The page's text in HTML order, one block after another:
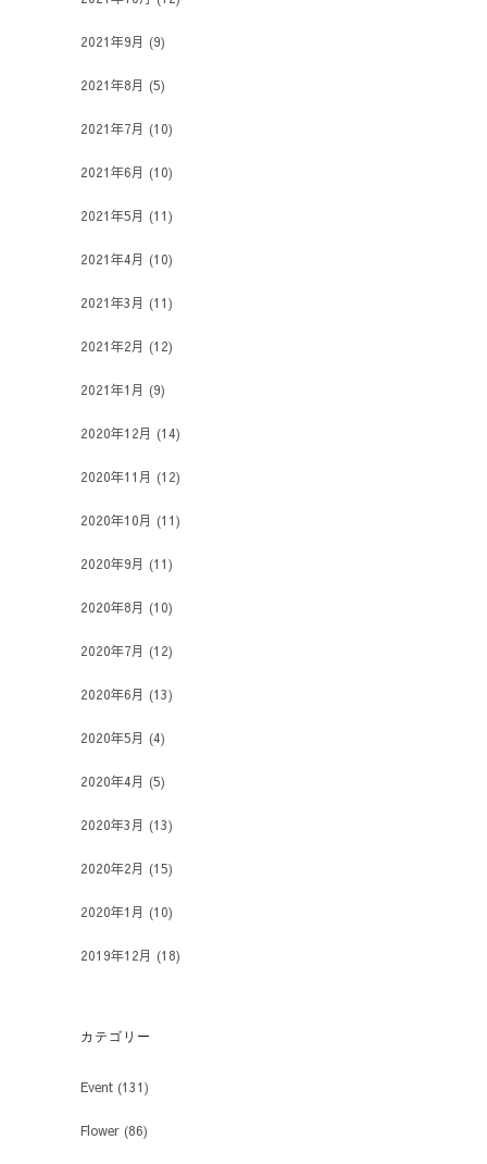
2021年9月 (9)
2021年8月 (5)
2021年7月 (10)
2021年6月 (10)
2021年5月 (11)
2021年4月 (10)
2021年3月 (11)
2021年2月 (12)
2021年1月 (9)
2020年12月 (14)
2020年11月 (12)
2020年10月 (11)
2020年9月 (11)
2020年8月 (10)
2020年7月 (12)
2020年6月 (13)
2020年5月 (4)
2020年4月 (5)
2020年3月 (13)
2020年2月 (15)
2020年1月 (10)
2019年12月 (18)
カテゴリー
Event (131)
Flower (86)